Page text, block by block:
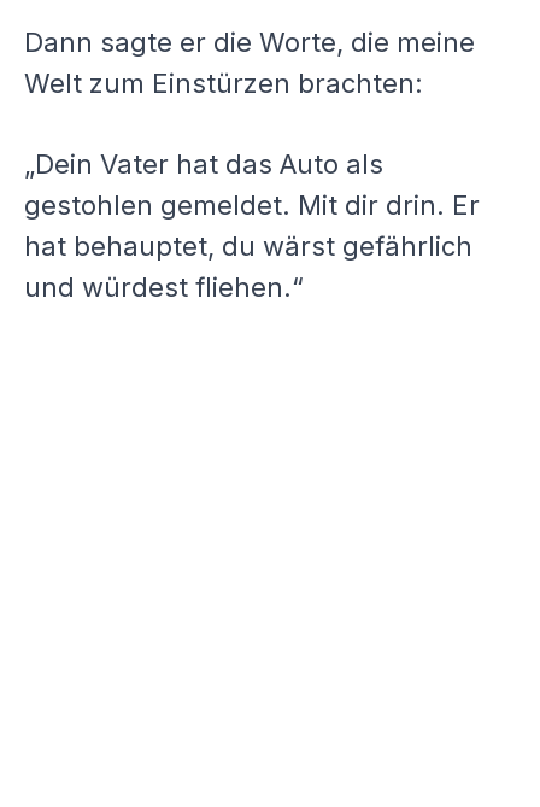
Dann sagte er die Worte, die meine
Welt zum Einstürzen brachten:
„Dein Vater hat das Auto als
gestohlen gemeldet. Mit dir drin. Er
hat behauptet, du wärst gefährlich
und würdest fliehen.“